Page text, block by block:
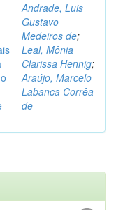
Andrade, Luis
Gustavo
Medeiros de;
Leal, Mônia
Clarissa Hennig;
Araújo, Marcelo
Labanca Corrêa
de